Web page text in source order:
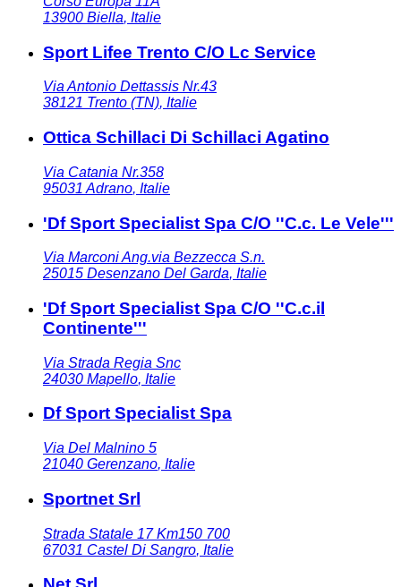
13900 Biella, Italie
Sport Lifee Trento C/O Lc Service
Via Antonio Dettassis Nr.43
38121 Trento (TN), Italie
Ottica Schillaci Di Schillaci Agatino
Via Catania Nr.358
95031 Adrano, Italie
'Df Sport Specialist Spa C/O ''C.c. Le Vele'''
Via Marconi Ang.via Bezzecca S.n.
25015 Desenzano Del Garda, Italie
'Df Sport Specialist Spa C/O ''C.c.il
Continente'''
Via Strada Regia Snc
24030 Mapello, Italie
Df Sport Specialist Spa
Via Del Malnino 5
21040 Gerenzano, Italie
Sportnet Srl
Strada Statale 17 Km150 700
67031 Castel Di Sangro, Italie